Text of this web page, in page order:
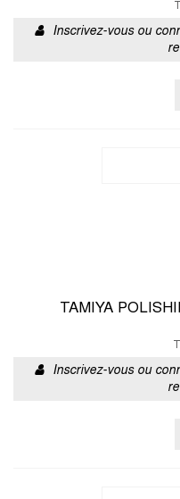
Inscrivez-vous ou
TAMIYA
Inscrivez-vous ou